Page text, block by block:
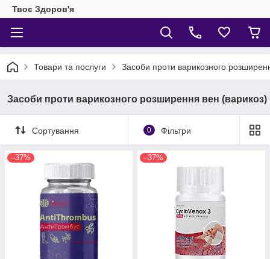
Твоє Здоров'я
Товари та послуги Засоби проти варикозного
Засоби проти варикозного розширення вен (варикоз)
Сортування 0 Фільтри
–37% –37%